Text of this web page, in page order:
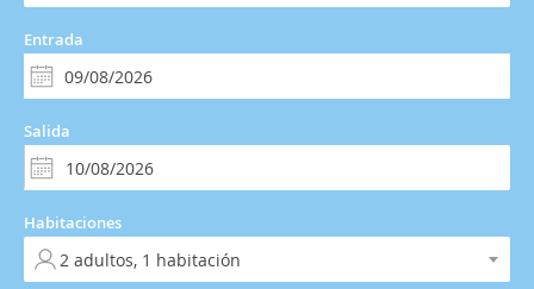
Entrada
Salida
Habitaciones